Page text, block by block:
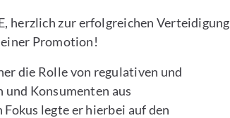
herzlich zur erfolgreichen Verteidigung
Promotion!
die Rolle von regulativen und
Konsumenten aus
legte er hierbei auf den